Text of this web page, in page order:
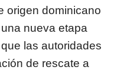
origen dominicano
nueva etapa
las autoridades
de rescate a